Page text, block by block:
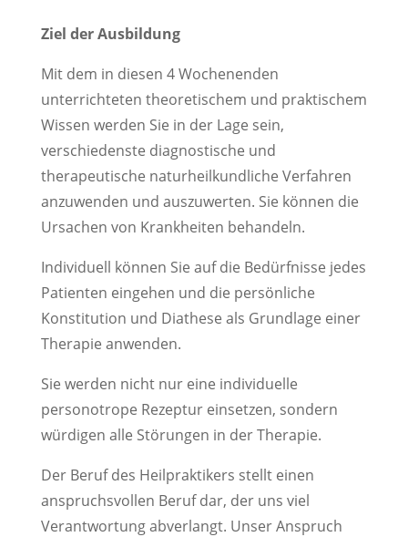
Ziel der Ausbildung
Mit dem in diesen 4 Wochenenden
unterrichteten theoretischem und praktischem
Wissen werden Sie in der Lage sein,
verschiedenste diagnostische und
therapeutische naturheilkundliche Verfahren
anzuwenden und auszuwerten. Sie können die
Ursachen von Krankheiten behandeln.
Individuell können Sie auf die Bedürfnisse jedes
Patienten eingehen und die persönliche
Konstitution und Diathese als Grundlage einer
Therapie anwenden.
Sie werden nicht nur eine individuelle
personotrope Rezeptur einsetzen, sondern
würdigen alle Störungen in der Therapie.
Der Beruf des Heilpraktikers stellt einen
anspruchsvollen Beruf dar, der uns viel
Verantwortung abverlangt. Unser Anspruch